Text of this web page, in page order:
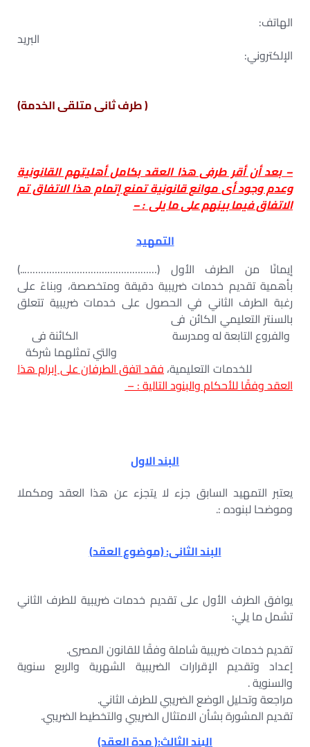
الهاتف:
البريد
الإلكتروني:
( طرف ثانى متلقى الخدمة)
– بعد أن أقر طرفى هذا العقد بكامل أهليتهم القانونية
وعدم وجود أى موانع قانونية تمنع إتمام هذا الاتفاق تم
الاتفاق فيما بينهم على ما يلى : –
التمهيد
إيمانًا من الطرف الأول (…………………………………………..)
بأهمية تقديم خدمات ضريبية دقيقة ومتخصصة، وبناءً على
رغبة الطرف الثاني في الحصول على خدمات ضريبية تتعلق
بالسنتر التعليمي الكائن فى
والفروع التابعة له ومدرسة الكائنة فى
والتي تمثلهما شركة
للخدمات التعليمية،فقد اتفق الطرفان على إبرام هذا
العقد وفقًا للأحكام والبنود التالية : –
البند الاول
يعتبر التمهيد السابق جزء لا يتجزء عن هذا العقد ومكملا
وموضحا لبنوده :.
البند الثانى: (موضوع العقد)
يوافق الطرف الأول على تقديم خدمات ضريبية للطرف الثاني
تشمل ما يلي:
تقديم خدمات ضريبية شاملة وفقًا للقانون المصرى.
إعداد وتقديم الإقرارات الضريبية الشهرية والربع سنوية
والسنوية .
مراجعة وتحليل الوضع الضريبي للطرف الثاني.
تقديم المشورة بشأن الامتثال الضريبي والتخطيط الضريبي.
البند الثالث:( مدة العقد)